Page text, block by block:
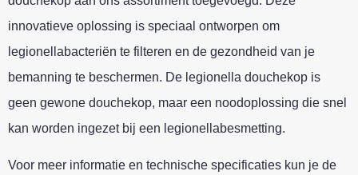
innovatieve oplossing is speciaal ontworpen om
legionellabacteriën te filteren en de gezondheid van je
bemanning te beschermen. De legionella douchekop is
geen gewone douchekop, maar een noodoplossing die snel
kan worden ingezet bij een legionellabesmetting.
Voor meer informatie en technische specificaties kun je de